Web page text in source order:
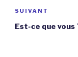
Article
suivant
SUIVANT
Est-ce que